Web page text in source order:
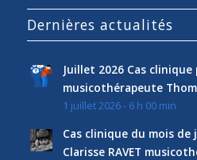
Dernières actualités
Juillet 2026 Cas clinique
musicothérapeute
1 juillet 2026 - 6 h 00 min
Cas clinique du mois de
Clarisse RAVET